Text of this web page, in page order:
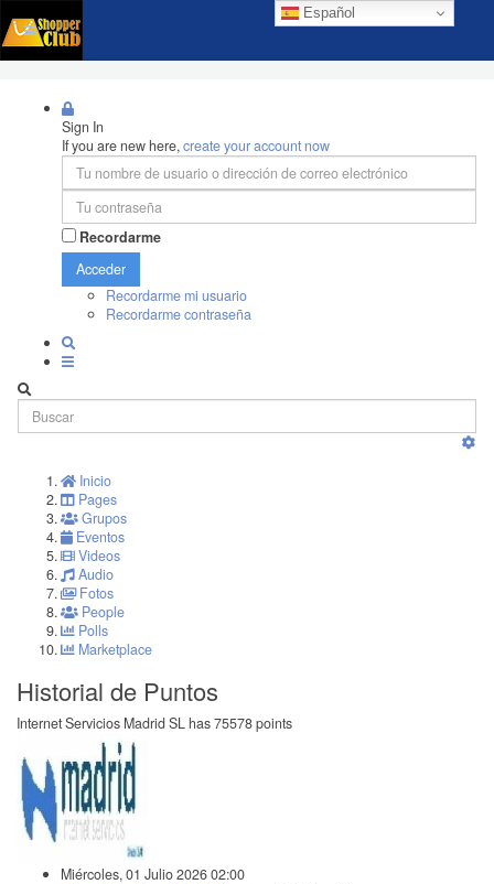
Español
Sign In
If you are new here,create your account now
Recordarme
Acceder
Recordarme mi usuario
Recordarme contraseña
Inicio
Pages
Grupos
Eventos
Videos
Audio
Fotos
People
Polls
Marketplace
Historial de Puntos
Internet Servicios Madrid SL has 75578 points
Miércoles, 01 Julio 2026 02:00